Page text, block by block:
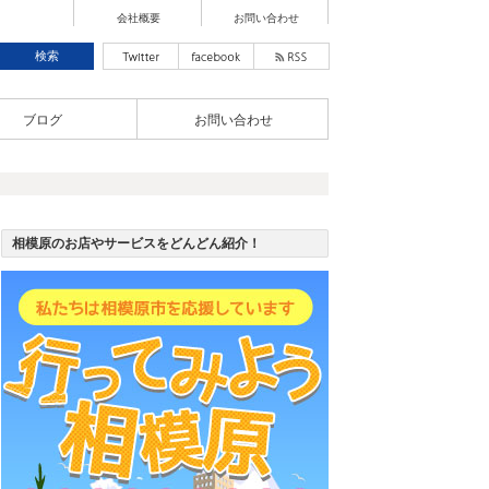
会社概要 お問い合わせ
ブログ お問い合わせ
相模原のお店やサービスをどんどん紹介！